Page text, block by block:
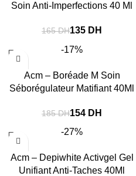
Soin Anti-Imperfections 40 Ml
165DH135 DH
-17%
Acm – Boréade M Soin
Séborégulateur Matifiant 40Ml
185DH154 DH
-27%
Acm – Depiwhite Activgel Gel
Unifiant Anti-Taches 40Ml